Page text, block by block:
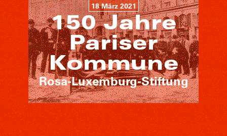
18 März 2021
150 Jahre
Pariser
Kommune
Rosa-Luxemburg-Stiftung